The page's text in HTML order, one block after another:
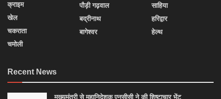
क्राइम
खेल
चकराता
चमोली
पौड़ी गढ़वाल
बद्रीनाथ
बागेश्वर
साहिया
हरिद्वार
हेल्थ
Recent News
मुख्यमंत्री से महानिदेशक एनसीसी ने की शिष्टाचार भेंट